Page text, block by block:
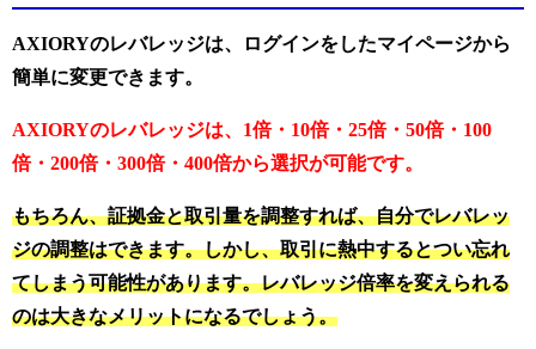
AXIORYのレバレッジは、ログインをしたマイページから
簡単に変更できます。
AXIORYのレバレッジは、1倍・10倍・25倍・50倍・100
倍・200倍・300倍・400倍から選択が可能です。
もちろん、証拠金と取引量を調整すれば、自分でレバレッ
ジの調整はできます。しかし、取引に熱中するとつい忘れ
てしまう可能性があります。レバレッジ倍率を変えられる
のは大きなメリットになるでしょう。